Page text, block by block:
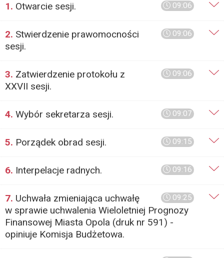
09:06
1. Otwarcie sesji.
09:06
2. Stwierdzenie prawomocności
sesji.
09:06
3. Zatwierdzenie protokołu z
XXVII sesji.
09:07
4. Wybór sekretarza sesji.
09:15
5. Porządek obrad sesji.
09:16
6. Interpelacje radnych.
09:25
7. Uchwała zmieniająca uchwałę
w sprawie uchwalenia Wieloletniej Prognozy
Finansowej Miasta Opola (druk nr 591) -
opiniuje Komisja Budżetowa.